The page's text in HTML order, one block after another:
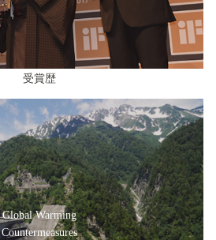
受賞歴
Global Warming
Countermeasures